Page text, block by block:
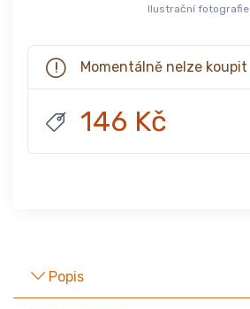
Ilustrační fotografie
Momentálně nelze koupit
146 Kč
Popis